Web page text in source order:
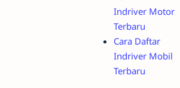
Indriver Motor
Terbaru
Cara Daftar
Indriver Mobil
Terbaru